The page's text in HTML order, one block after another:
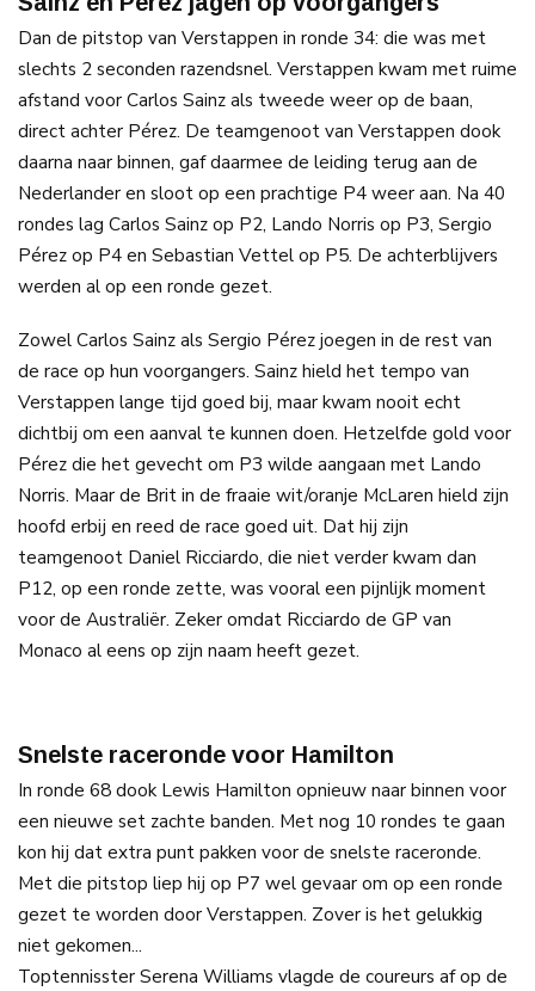
Dan de pitstop van Verstappen in ronde 34: die was met
slechts 2 seconden razendsnel. Verstappen kwam met ruime
afstand voor Carlos Sainz als tweede weer op de baan,
direct achter Pérez. De teamgenoot van Verstappen dook
daarna naar binnen, gaf daarmee de leiding terug aan de
Nederlander en sloot op een prachtige P4 weer aan. Na 40
rondes lag Carlos Sainz op P2, Lando Norris op P3, Sergio
Pérez op P4 en Sebastian Vettel op P5. De achterblijvers
werden al op een ronde gezet.
Zowel Carlos Sainz als Sergio Pérez joegen in de rest van
de race op hun voorgangers. Sainz hield het tempo van
Verstappen lange tijd goed bij, maar kwam nooit echt
dichtbij om een aanval te kunnen doen. Hetzelfde gold voor
Pérez die het gevecht om P3 wilde aangaan met Lando
Norris. Maar de Brit in de fraaie wit/oranje McLaren hield zijn
hoofd erbij en reed de race goed uit. Dat hij zijn
teamgenoot Daniel Ricciardo, die niet verder kwam dan
P12, op een ronde zette, was vooral een pijnlijk moment
voor de Australiër. Zeker omdat Ricciardo de GP van
Monaco al eens op zijn naam heeft gezet.
Snelste raceronde voor Hamilton
In ronde 68 dook Lewis Hamilton opnieuw naar binnen voor
een nieuwe set zachte banden. Met nog 10 rondes te gaan
kon hij dat extra punt pakken voor de snelste raceronde.
Met die pitstop liep hij op P7 wel gevaar om op een ronde
gezet te worden door Verstappen. Zover is het gelukkig
niet gekomen...
Toptennisster Serena Williams vlagde de coureurs af op de